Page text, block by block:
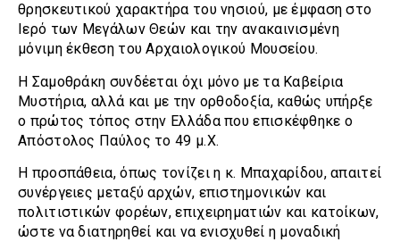
θρησκευτικού χαρακτήρα του νησιού, με έμφαση στο
Ιερό των Μεγάλων Θεών και την ανακαινισμένη
μόνιμη έκθεση του Αρχαιολογικού Μουσείου.
Η Σαμοθράκη συνδέεται όχι μόνο με τα Καβείρια
Μυστήρια, αλλά και με την ορθοδοξία, καθώς υπήρξε
ο πρώτος τόπος στην Ελλάδα που επισκέφθηκε ο
Απόστολος Παύλος το 49 μ.Χ.
Η προσπάθεια, όπως τονίζει η κ. Μπαχαρίδου, απαιτεί
συνέργειες μεταξύ αρχών, επιστημονικών και
πολιτιστικών φορέων, επιχειρηματιών και κατοίκων,
ώστε να διατηρηθεί και να ενισχυθεί η μοναδική